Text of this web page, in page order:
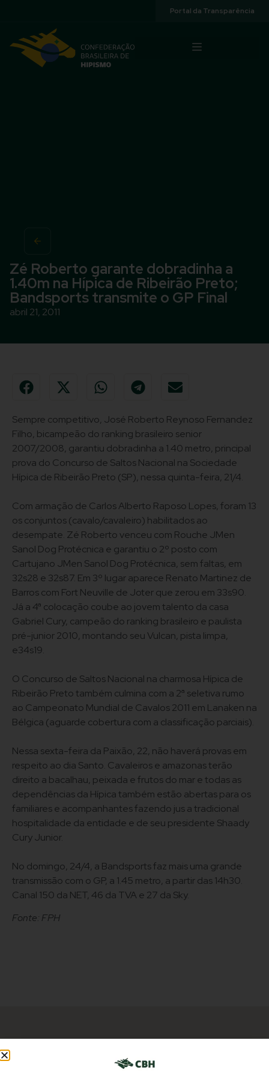
Portal da Transparência
Zé Roberto garante dobradinha a
1.40m na Hípica de Ribeirão Preto;
Bandsports transmite o GP Final
abril 21, 2011
Sempre competitivo, José Roberto Reynoso Fernandez
Filho, bicampeão do ranking brasileiro senior
2007/2008, garantiu dobradinha a 1.40 metro, principal
prova do Concurso de Saltos Nacional na Sociedade
Hípica de Ribeirão Preto (SP), nessa quinta-feira, 21/4.
Com armação de Carlos Alberto Raposo Lopes, foram 13
os conjuntos (cavalo/cavaleiro) habilitados ao
desempate. Zé Roberto venceu com Rouche JMen
Sanol Dog Protécnica e garantiu o 2º posto com
Cartujano JMen Sanol Dog Protécnica, sem faltas, em
32s28 e 32s87. Em 3º lugar aparece Renato Martinez de
Barros com Fort Neuville de Joter que zerou em 33s90.
Já a 4ª colocação coube ao jovem talento da casa
Gabriel Cury, campeão do ranking brasileiro e paulista
pré-junior 2010, montando seu Vulcan, pista limpa,
e34s19.
O Concurso de Saltos Nacional na charmosa Hípica de
Ribeirão Preto também culmina com a 2ª seletiva rumo
ao Campeonato Mundial de Cavalos 2011 em Lanaken na
Bélgica (aguarde cobertura com a classificação parciais).
Nessa sexta-feira da Paixão, 22, não haverá provas em
respeito ao dia Santo. Cavaleiros e amazonas terão
direito a bacalhau, peixada e frutos do mar e todas as
dependências da Hípica também estão abertas para os
familiares e acompanhantes fazendo jus a tradicional
hospitalidade da entidade e de seu presidente Shaady
Cury Junior.
No domingo, 24/4, a Bandsports faz mais uma grande
transmissão com o GP, a 1.45 metro, a partir das 14h30.
Canal 150 da NET, 46 da TVA e 27 da Sky.
Fonte: FPH